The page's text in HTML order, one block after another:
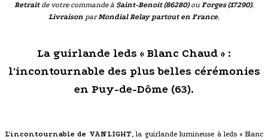
Retraitde votre commande à Saint-Benoit (86280)ou Forges (17290).
Livraison parMondial Relay partout en France.
La guirlande leds « Blanc Chaud » :
l'incontournable des plus belles cérémonies
en Puy-de-Dôme (63).
L'incontournable de VANLIGHT, la guirlande lumineuse à leds « Blanc